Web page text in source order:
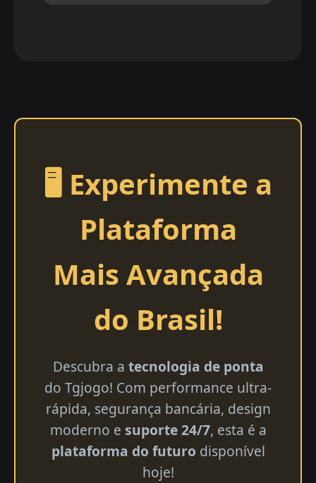
🖥️ Experimente a
Plataforma
Mais Avançada
do Brasil!
Descubra a tecnologia de ponta
do Tgjogo! Com performance ultra-
rápida, segurança bancária, design
moderno e suporte 24/7, esta é a
plataforma do futuro disponível
hoje!